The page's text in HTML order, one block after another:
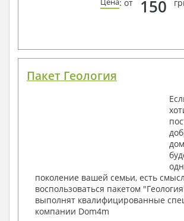
Цена: от 150
Пакет Геология
поколение вашей семьи, есть смысл
воспользоваться пакетом
выполнят квалифицированные
компании Dom4m